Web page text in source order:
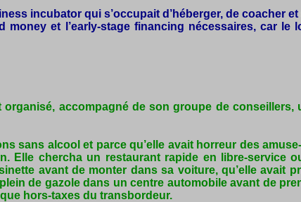
incubator qui s’occupait d’héberger, de coacher
et l’early-stage financing nécessaires, car le
accompagné de son groupe de
sans alcool et parce qu’elle avait horreur des
Elle chercha un restaurant rapide en libre-service
avant de monter dans sa voiture, qu’elle avait
de gazole dans un centre automobile avant de
hors-taxes du transbordeur.